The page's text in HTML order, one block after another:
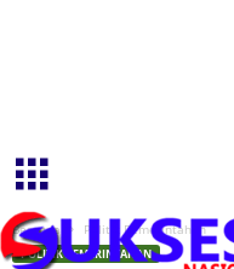
Beranda Politik Pemerintahan
POLITIK PEMERINTAHAN